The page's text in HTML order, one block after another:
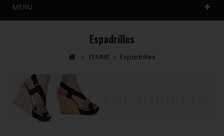
MENU
Espadrilles
FEMME Espadrilles